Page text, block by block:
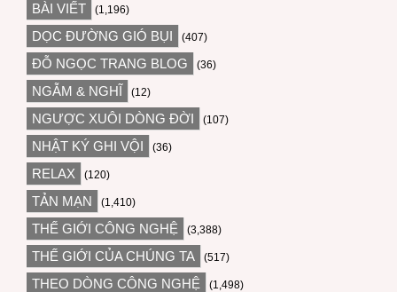
BÀI VIẾT (1,196)
DỌC ĐƯỜNG GIÓ BỤI (407)
ĐỖ NGỌC TRANG BLOG (36)
NGẪM & NGHĨ (12)
NGƯỢC XUÔI DÒNG ĐỜI (107)
NHẬT KÝ GHI VỘI (36)
RELAX (120)
TẢN MẠN (1,410)
THẾ GIỚI CÔNG NGHỆ (3,388)
THẾ GIỚI CỦA CHÚNG TA (517)
THEO DÒNG CÔNG NGHỆ (1,498)